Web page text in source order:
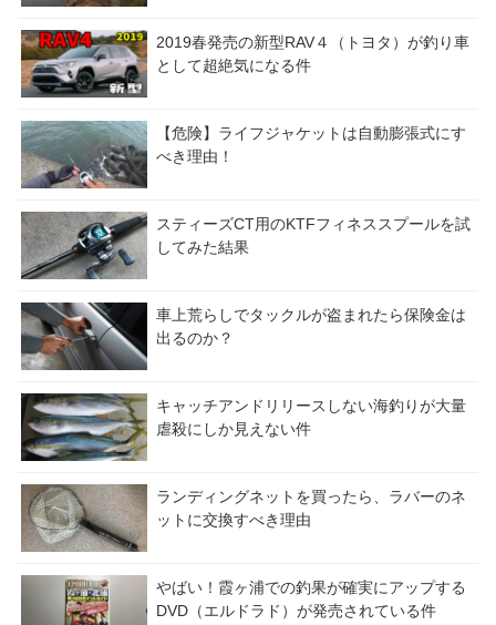
2019春発売の新型RAV４（トヨタ）が釣り車
として超絶気になる件
【危険】ライフジャケットは自動膨張式にす
べき理由！
スティーズCT用のKTFフィネススプールを試
してみた結果
車上荒らしでタックルが盗まれたら保険金は
出るのか？
キャッチアンドリリースしない海釣りが大量
虐殺にしか見えない件
ランディングネットを買ったら、ラバーのネ
ットに交換すべき理由
やばい！霞ヶ浦での釣果が確実にアップする
DVD（エルドラド）が発売されている件